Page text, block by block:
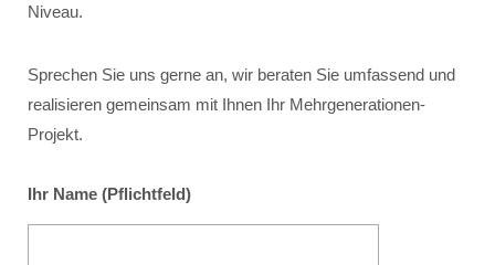
Niveau.
Sprechen Sie uns gerne an, wir beraten Sie umfassend und
realisieren gemeinsam mit Ihnen Ihr Mehrgenerationen-
Projekt.
Ihr Name (Pflichtfeld)